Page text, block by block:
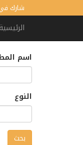
شارك
الرئيسية
اسم
النوع